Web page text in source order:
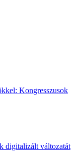
Kongresszusok
digitalizált változatát